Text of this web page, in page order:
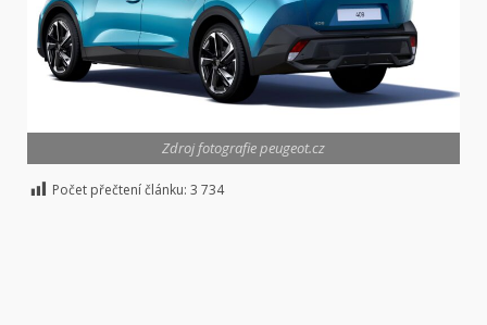
Zdroj fotografie peugeot.cz
Počet přečtení článku: 3 734